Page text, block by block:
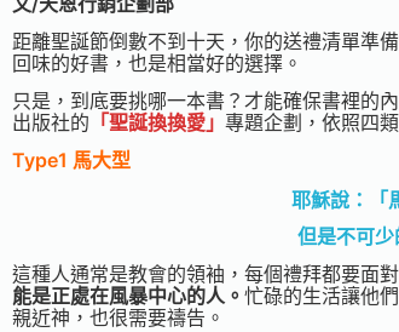
距離聖誕節倒數不到十天，你的送禮清單準
回味的好書，也是相當好的選擇。
只是，到底要挑哪一本書？才能確保書裡的
出版社的 「聖誕換換愛」 專題企劃，依照四
Type1 馬大型
耶穌說：「
但是不可少
這種人通常是教會的領袖，每個禮拜都要面
能是正處在風暴中心的人。 忙碌的生活讓他
親近神，也很需要禱告。